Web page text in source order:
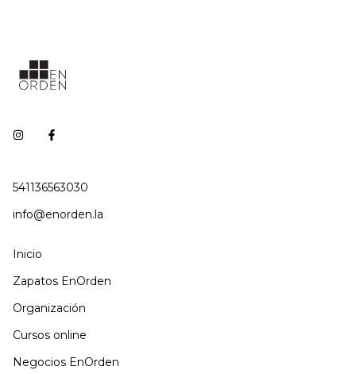
541136563030
info@enorden.la
Inicio
Zapatos EnOrden
Organización
Cursos online
Negocios EnOrden